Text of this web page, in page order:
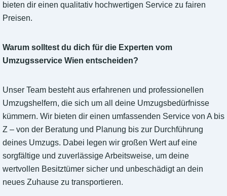
bieten dir einen qualitativ hochwertigen Service zu fairen
Preisen.
Warum solltest du dich für die Experten vom
Umzugsservice Wien entscheiden?
Unser Team besteht aus erfahrenen und professionellen
Umzugshelfern, die sich um all deine Umzugsbedürfnisse
kümmern. Wir bieten dir einen umfassenden Service von A bis
Z – von der Beratung und Planung bis zur Durchführung
deines Umzugs. Dabei legen wir großen Wert auf eine
sorgfältige und zuverlässige Arbeitsweise, um deine
wertvollen Besitztümer sicher und unbeschädigt an dein
neues Zuhause zu transportieren.